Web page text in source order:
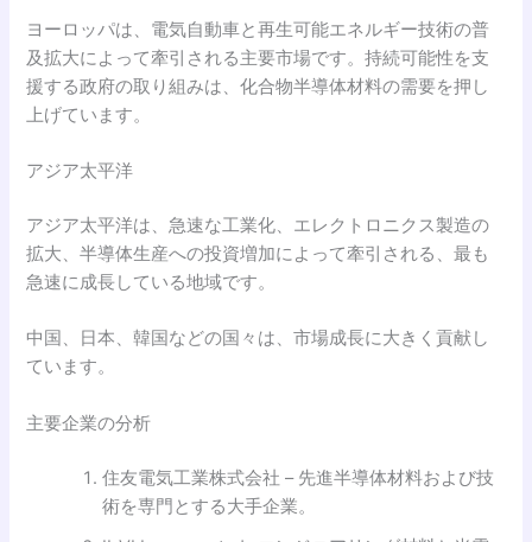
ヨーロッパは、電気自動車と再生可能エネルギー技術の普
及拡大によって牽引される主要市場です。持続可能性を支
援する政府の取り組みは、化合物半導体材料の需要を押し
上げています。
アジア太平洋
アジア太平洋は、急速な工業化、エレクトロニクス製造の
拡大、半導体生産への投資増加によって牽引される、最も
急速に成長している地域です。
中国、日本、韓国などの国々は、市場成長に大きく貢献し
ています。
主要企業の分析
住友電気工業株式会社 – 先進半導体材料および技
術を専門とする大手企業。